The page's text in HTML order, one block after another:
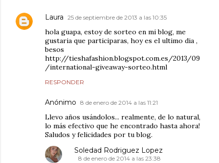
Laura 25 de septiembre de 2013 a las 10:35
hola guapa, estoy de sorteo en mi blog, me
gustaria que participaras, hoy es el ultimo dia ,
besos
http://tieshafashion.blogspot.com.es/2013/09
/international-giveaway-sorteo.html
RESPONDER
Anónimo 8 de enero de 2014 a las 11:21
Llevo años usándolos... realmente, de lo natural,
lo más efectivo que he encontrado hasta ahora!
Saludos y felicidades por tu blog.
Soledad Rodriguez Lopez
8 de enero de 2014 a las 23:38